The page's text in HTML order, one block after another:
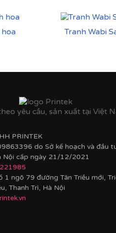
Tranh Wabi
yêu cầu, sản xuất tại Việt
PRINTEK
do Sở kế hoạch và đầu
Nội cấp ngày 21/12/2021
1 ngõ 79 đường Tân Triều mới,
Thanh Trì, Hà Nội